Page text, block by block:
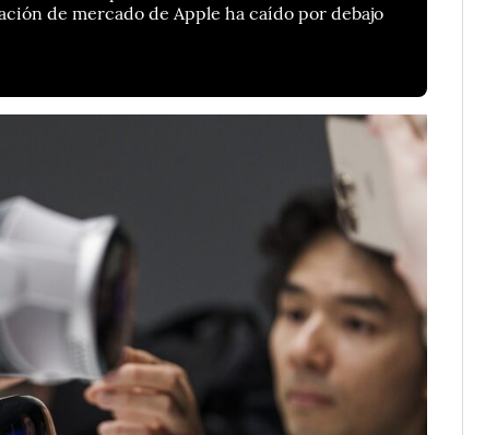
de mercado de Apple ha caído por debajo